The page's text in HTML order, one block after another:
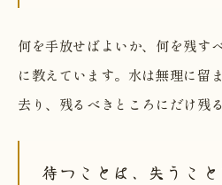
何を手放せばよいか、何を残す
に教えています。水は無理に留
去り、残るべきところにだけ残る
待つことは、失うこ